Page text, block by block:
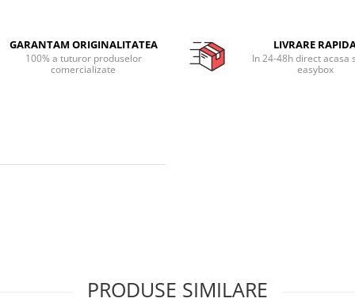
GARANTAM ORIGINALITATEA
100% a tuturor produselor
comercializate
LIVRARE
In 24-48h direct acasa
easybox
PRODUSE SIMILARE